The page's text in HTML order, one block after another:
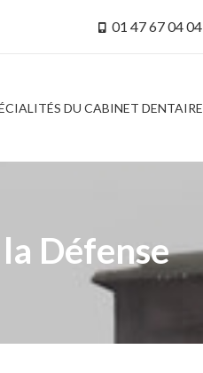
01 47 67 04 04
DU CABINET DENTAIRE
Défense